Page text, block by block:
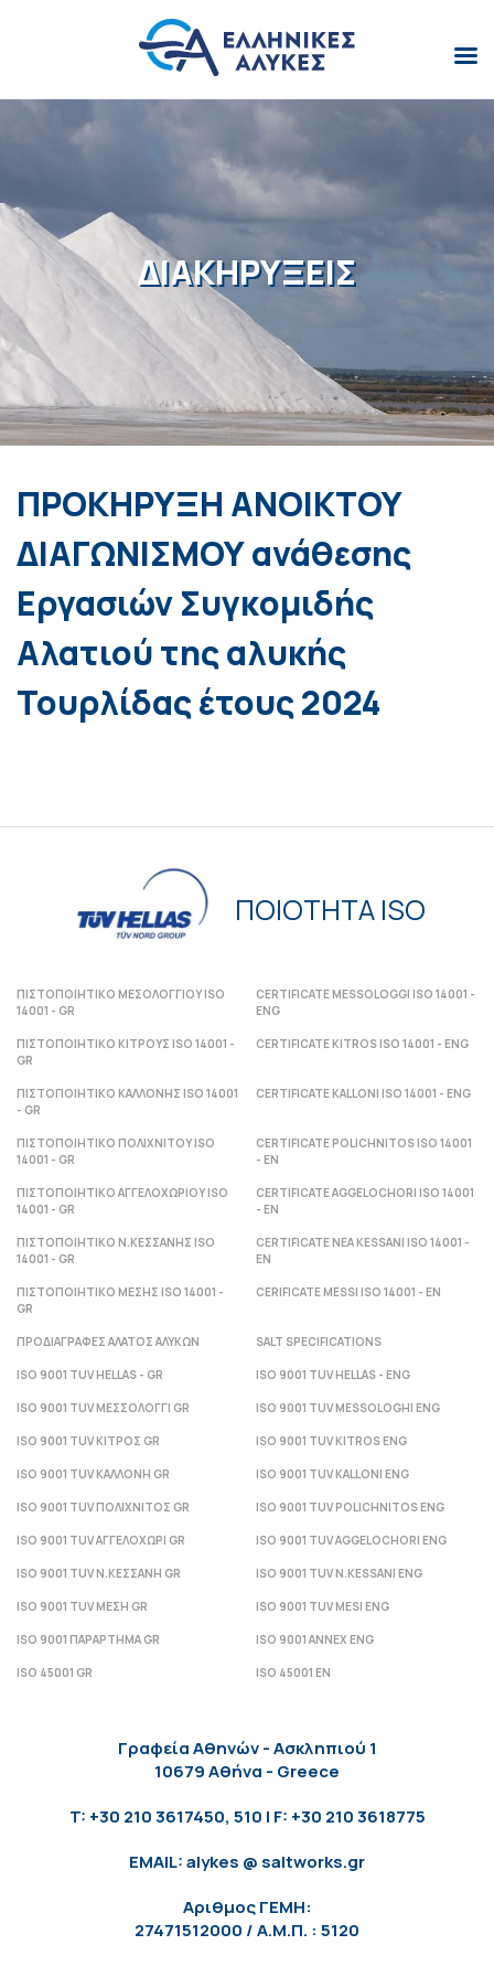
ΔΙΑΚΗΡΥΞΕΙΣ
ΠΡΟΚΗΡΥΞΗ ΑΝΟΙΚΤΟΥ
ΔΙΑΓΩΝΙΣΜΟΥ ανάθεσης
Εργασιών Συγκομιδής
Αλατιού της αλυκής
Τουρλίδας έτους 2024
ΠΟΙΟΤΗΤΑ ISO
ΠΙΣΤΟΠΟΙΗΤΙΚΟ ΜΕΣΟΛΟΓΓΙΟΥ ISO
14001 - GR
CERTIFICATE MESSOLOGGI ISO 14001 -
ENG
ΠΙΣΤΟΠΟΙΗΤΙΚΟ ΚΙΤΡΟΥΣ ISO 14001 -
GR
CERTIFICATE KITROS ISO 14001 - ENG
ΠΙΣΤΟΠΟΙΗΤΙΚΟ ΚΑΛΛΟΝΗΣ ISO 14001
- GR
CERTIFICATE KALLONI ISO 14001 - ENG
ΠΙΣΤΟΠΟΙΗΤΙΚΟ ΠΟΛΙΧΝΙΤΟΥ ISO
14001 - GR
CERTIFICATE POLICHNITOS ISO 14001
- ΕΝ
ΠΙΣΤΟΠΟΙΗΤΙΚΟ ΑΓΓΕΛΟΧΩΡΙΟΥ ISO
14001 - GR
CERTIFICATE AGGELOCHORI ISO 14001
- ΕΝ
ΠΙΣΤΟΠΟΙΗΤΙΚΟ Ν.ΚΕΣΣΑΝΗΣ ISO
14001 - GR
CERTIFICATE NEA KESSANI ISO 14001 -
ΕΝ
ΠΙΣΤΟΠΟΙΗΤΙΚΟ ΜΕΣΗΣ ISO 14001 -
GR
CERIFICATE MESSI ISO 14001 - ΕΝ
ΠΡΟΔΙΑΓΡΑΦΕΣ ΑΛΑΤΟΣ ΑΛΥΚΩΝ SALT SPECIFICATIONS
ISO 9001 TUV HELLAS - GR ISO 9001 TUV HELLAS - ENG
ISO 9001 TUV ΜΕΣΣΟΛΟΓΓΙ GR ISO 9001 TUV MESSOLOGHI ENG
ISO 9001 TUV ΚΙΤΡΟΣ GR ISO 9001 TUV KITROS ENG
ISO 9001 TUV ΚΑΛΛΟΝΗ GR ISO 9001 TUV KALLONI ENG
ISO 9001 TUV ΠΟΛΙΧΝΙΤΟΣ GR ISO 9001 TUV POLICHNITOS ENG
ISO 9001 TUV ΑΓΓΕΛΟΧΩΡΙ GR ISO 9001 TUV AGGELOCHORI ENG
ISO 9001 TUV Ν.ΚΕΣΣΑΝΗ GR ISO 9001 TUV N.KESSANI ENG
ISO 9001 TUV ΜΕΣΗ GR ISO 9001 TUV MESI ENG
ISO 9001 ΠΑΡΑΡΤΗΜΑ GR ISO 9001 ANNEX ENG
ISO 45001 GR ISO 45001 EN
Γραφεία Αθηνών - Ασκληπιού 1
10679 Αθήνα - Greece
T: +30 210 3617450, 510 | F: +30 210 3618775
EMAIL: alykes @ saltworks.gr
Αριθμος ΓΕΜΗ:
27471512000 / Α.Μ.Π. : 5120